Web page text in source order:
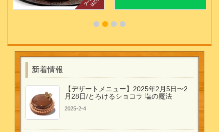
新着情報
【デザートメニュー】2025年2月5日〜2
月28日/とろけるショコラ 塩の魔法
2025-2-4